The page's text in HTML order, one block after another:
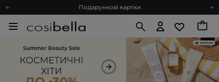
Блог
Рекомендуй нас і отримуй ще більше балів
Доставка з любов'ю
Подарункові картки